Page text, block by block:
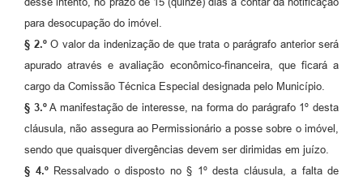
para desocupação do imóvel.
§ 2.ºO valor da indenização de que trata o parágrafo anterior será
apurado através e avaliação econômico-financeira, que ficará a
cargo da Comissão Técnica Especial designada pelo Município.
§ 3.ºA manifestação de interesse, na forma do parágrafo 1º desta
cláusula, não assegura ao Permissionário a posse sobre o imóvel,
sendo que quaisquer divergências devem ser dirimidas em juízo.
§ 4.º Ressalvado o disposto no § 1º desta cláusula, a falta de